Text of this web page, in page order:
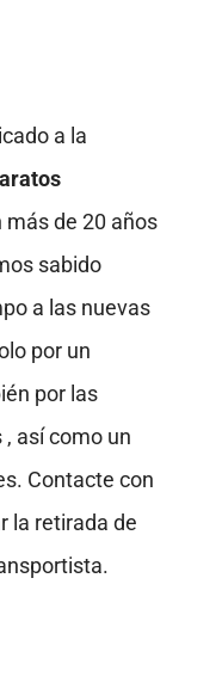
a la
más de 20 años
sabido
a las nuevas
por un
por las
así como un
Contacte con
la retirada de